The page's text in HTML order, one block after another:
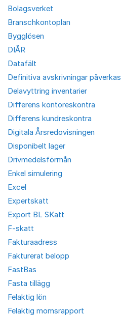
Bolagsverket
Branschkontoplan
Bygglösen
DIÅR
Datafält
Definitiva avskrivningar påverkas
Delavyttring inventarier
Differens kontoreskontra
Differens kundreskontra
Digitala Årsredovisningen
Disponibelt lager
Drivmedelsförmån
Enkel simulering
Excel
Expertskatt
Export BL SKatt
F-skatt
Fakturaadress
Fakturerat belopp
FastBas
Fasta tillägg
Felaktig lön
Felaktig momsrapport